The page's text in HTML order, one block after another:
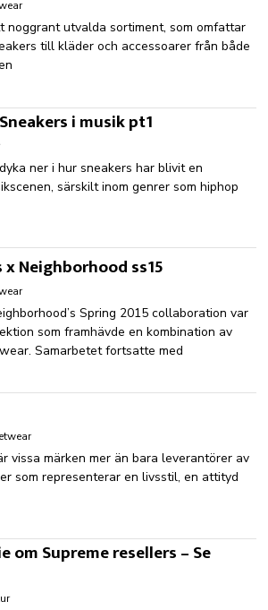
noggrant utvalda sortiment, som omfattar
till kläder och accessoarer från både
i musik pt1
ner i hur sneakers har blivit en
särskilt inom genrer som hiphop
Neighborhood ss15
Spring 2015 collaboration var
som framhävde en kombination av
Samarbetet fortsatte med
vissa märken mer än bara leverantörer av
som representerar en livsstil, en attityd
om Supreme resellers – Se